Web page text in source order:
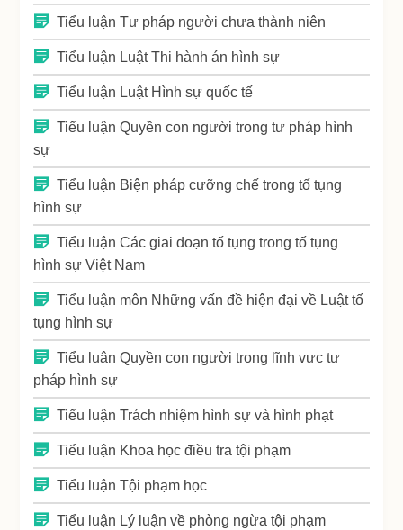
Tiểu luận Tư pháp người chưa thành niên
Tiểu luận Luật Thi hành án hình sự
Tiểu luận Luật Hình sự quốc tế
Tiểu luận Quyền con người trong tư pháp hình
sự
Tiểu luận Biện pháp cưỡng chế trong tố tụng
hình sự
Tiểu luận Các giai đoạn tố tụng trong tố tụng
hình sự Việt Nam
Tiểu luận môn Những vấn đề hiện đại về Luật tố
tụng hình sự
Tiểu luận Quyền con người trong lĩnh vực tư
pháp hình sự
Tiểu luận Trách nhiệm hình sự và hình phạt
Tiểu luận Khoa học điều tra tội phạm
Tiểu luận Tội phạm học
Tiểu luận Lý luận về phòng ngừa tội phạm